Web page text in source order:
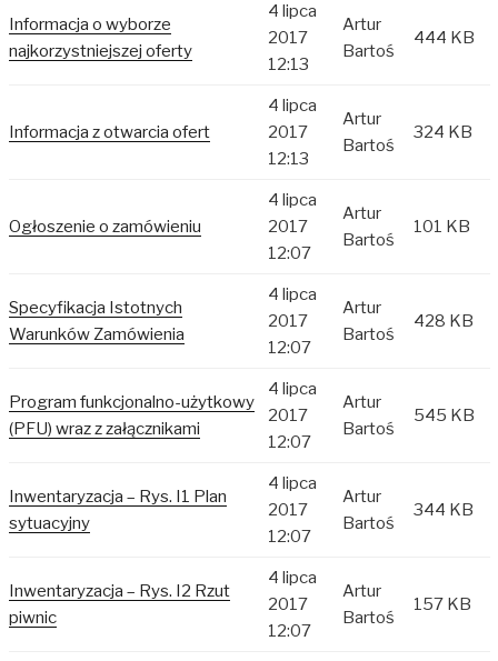
Informacja o wyborze
najkorzystniejszej oferty
4 lipca
2017
12:13
Artur
Bartoś
444 KB
Informacja z otwarcia ofert
4 lipca
2017
12:13
Artur
Bartoś
324 KB
Ogłoszenie o zamówieniu
4 lipca
2017
12:07
Artur
Bartoś
101 KB
Specyfikacja Istotnych
Warunków Zamówienia
4 lipca
2017
12:07
Artur
Bartoś
428 KB
Program funkcjonalno-użytkowy
(PFU) wraz z załącznikami
4 lipca
2017
12:07
Artur
Bartoś
545 KB
Inwentaryzacja – Rys. I1 Plan
sytuacyjny
4 lipca
2017
12:07
Artur
Bartoś
344 KB
Inwentaryzacja – Rys. I2 Rzut
piwnic
4 lipca
2017
12:07
Artur
Bartoś
157 KB